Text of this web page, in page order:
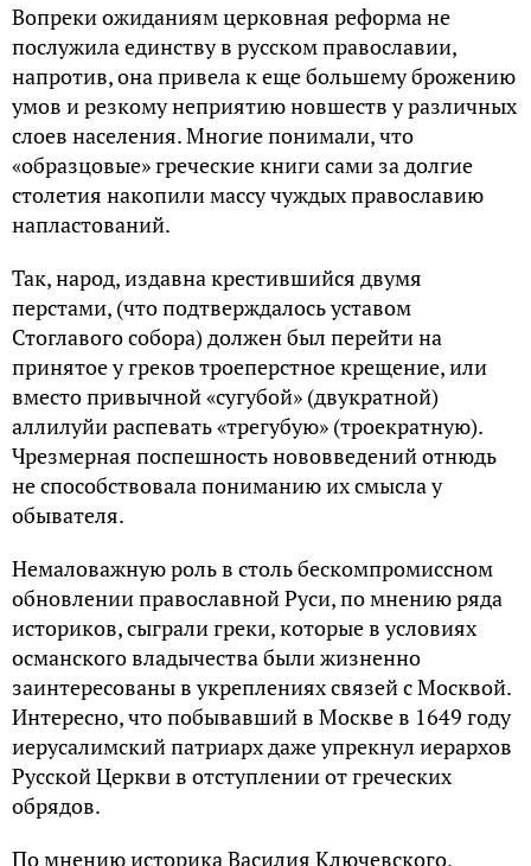
Вопреки ожиданиям церковная реформа не
послужила единству в русском православии,
напротив, она привела к еще большему брожению
умов и резкому неприятию новшеств у различных
слоев населения. Многие понимали, что
«образцовые» греческие книги сами за долгие
столетия накопили массу чуждых православию
напластований.
Так, народ, издавна крестившийся двумя
перстами, (что подтверждалось уставом
Стоглавого собора) должен был перейти на
принятое у греков троеперстное крещение, или
вместо привычной «сугубой» (двукратной)
аллилуйи распевать «трегубую» (троекратную).
Чрезмерная поспешность нововведений отнюдь
не способствовала пониманию их смысла у
обывателя.
Немаловажную роль в столь бескомпромиссном
обновлении православной Руси, по мнению ряда
историков, сыграли греки, которые в условиях
османского владычества были жизненно
заинтересованы в укреплениях связей с Москвой.
Интересно, что побывавший в Москве в 1649 году
иерусалимский патриарх даже упрекнул иерархов
Русской Церкви в отступлении от греческих
обрядов.
По мнению историка Василия Ключевского,